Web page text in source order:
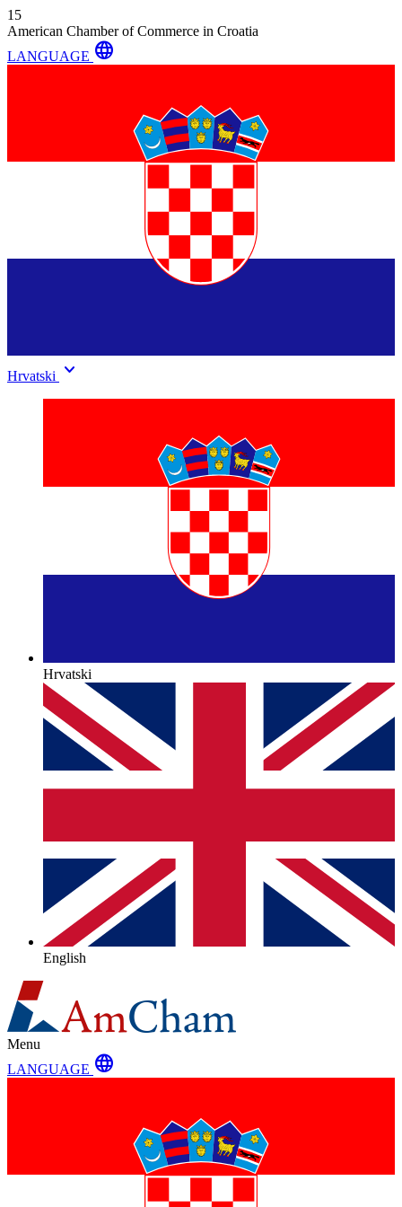
15
American Chamber of Commerce in Croatia
LANGUAGE language
Hrvatski keyboard_arrow_down
Hrvatski
English
Menu
LANGUAGE language